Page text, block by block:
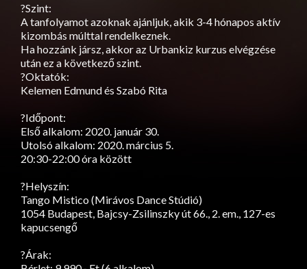
?Szint:
A tanfolyamot azoknak ajánljuk, akik 3-4 hónapos aktív
kizombás múlttal rendelkeznek.
Ha hozzánk jársz, akkor az Urbankiz kurzus elvégzése
után ez a következő szint.
?Oktatók:
Kelemen Edmund és Szabó Rita
?Időpont:
Első alkalom: 2020. január 30.
Utolsó alkalom: 2020. március 5.
20:30-22:00 óra között
?Helyszín:
Tango Mistico (Mirávos Dance Stúdió)
1054 Budapest, Bajcsy-Zsilinszky út 66., 2. em., 127-es
kapucsengő
?Árak: